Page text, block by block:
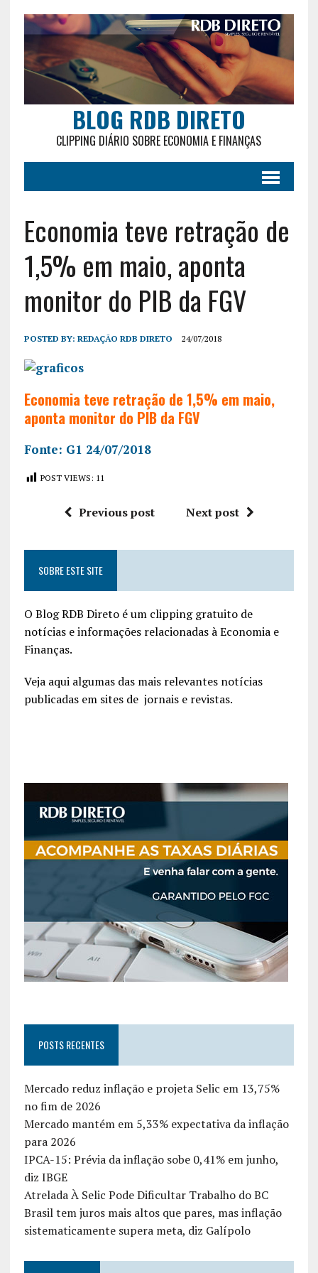
BLOG RDB DIRETO
CLIPPING DIÁRIO SOBRE ECONOMIA E FINANÇAS
Economia teve retração de
1,5% em maio, aponta
monitor do PIB da FGV
POSTED BY: REDAÇÃO RDB DIRETO 24/07/2018
Economia teve retração de 1,5% em maio,
aponta monitor do PIB da FGV
Fonte: G1 24/07/2018
POST VIEWS: 11
Previous post Next post
SOBRE ESTE SITE
O Blog RDB Direto é um clipping gratuito de
notícias e informações relacionadas à Economia e
Finanças.
Veja aqui algumas das mais relevantes notícias
publicadas em sites de jornais e revistas.
POSTS RECENTES
Mercado reduz inflação e projeta Selic em 13,75%
no fim de 2026
Mercado mantém em 5,33% expectativa da inflação
para 2026
IPCA-15: Prévia da inflação sobe 0,41% em junho,
diz IBGE
Atrelada À Selic Pode Dificultar Trabalho do BC
Brasil tem juros mais altos que pares, mas inflação
sistematicamente supera meta, diz Galípolo